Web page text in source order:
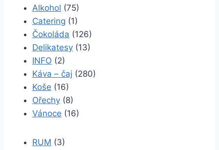
Alkohol (75)
Catering (1)
Čokoláda (126)
Delikatesy (13)
INFO (2)
Káva – čaj (280)
Koše (16)
Ořechy (8)
Vánoce (16)
RUM (3)